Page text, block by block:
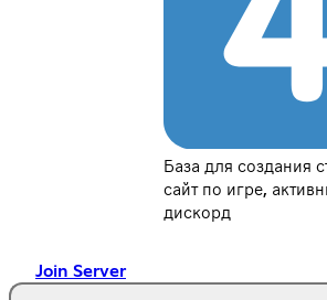
База для создания
сайт по игре,
дискорд
Join Server